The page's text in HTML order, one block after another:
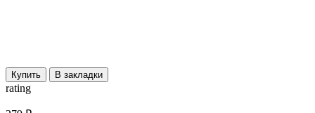
Купить В закладки
rating